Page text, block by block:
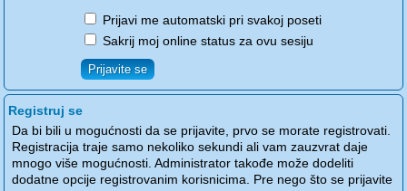
Prijavi me automatski pri svakoj poseti
Sakrij moj online status za ovu sesiju
Registruj se
Da bi bili u mogućnosti da se prijavite, prvo se morate registrovati.
Registracija traje samo nekoliko sekundi ali vam zauzvrat daje
mnogo više mogućnosti. Administrator takođe može dodeliti
dodatne opcije registrovanim korisnicima. Pre nego što se prijavite